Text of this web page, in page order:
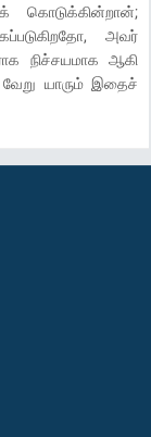
கொடுக்கின்றான்;
அவர்
நிச்சயமாக ஆகி
வேறு யாரும் இதைச்